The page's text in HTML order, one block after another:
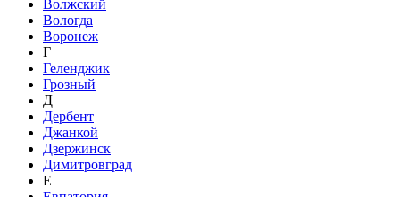
Волжский
Вологда
Воронеж
Г
Геленджик
Грозный
Д
Дербент
Джанкой
Дзержинск
Димитровград
Е